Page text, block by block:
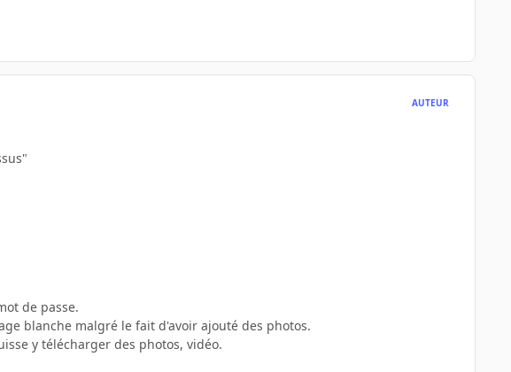
AUTEUR
de passe.
blanche malgré le fait d'avoir ajouté des photos.
y télécharger des photos, vidéo.